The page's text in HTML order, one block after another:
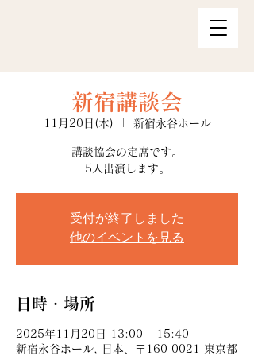
新宿講談会
11月20日(木) 新宿永谷ホール
講談協会の定席です。
5人出演します。
受付が終了しました
他のイベントを見る
日時・場所
2025年11月20日 13:00 – 15:40
新宿永谷ホール, 日本、〒160-0021 東京都